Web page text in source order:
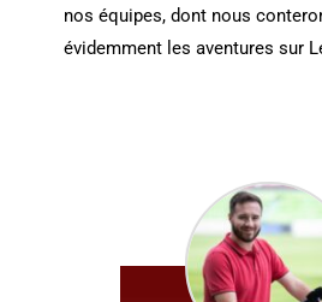
nos équipes, dont nous
évidemment les aventures sur